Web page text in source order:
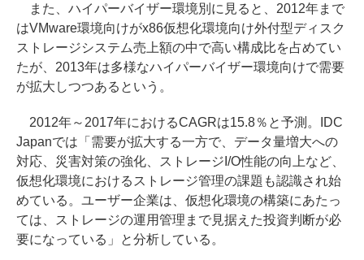
また、ハイパーバイザー環境別に見ると、2012年まで
はVMware環境向けがx86仮想化環境向け外付型ディスク
ストレージシステム売上額の中で高い構成比を占めてい
たが、2013年は多様なハイパーバイザー環境向けで需要
が拡大しつつあるという。
2012年～2017年におけるCAGRは15.8％と予測。IDC
Japanでは「需要が拡大する一方で、データ量増大への
対応、災害対策の強化、ストレージI/O性能の向上など、
仮想化環境におけるストレージ管理の課題も認識され始
めている。ユーザー企業は、仮想化環境の構築にあたっ
ては、ストレージの運用管理まで見据えた投資判断が必
要になっている」と分析している。